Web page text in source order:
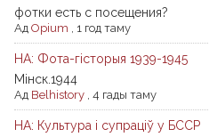
фотки есть с посещения?
Ад Opium 1 год таму
НА: Фота-гісторыя 1939-1945
Мiнск.1944
Ад Belhistory 4 гады таму
НА: Культура і супраціў у БССР